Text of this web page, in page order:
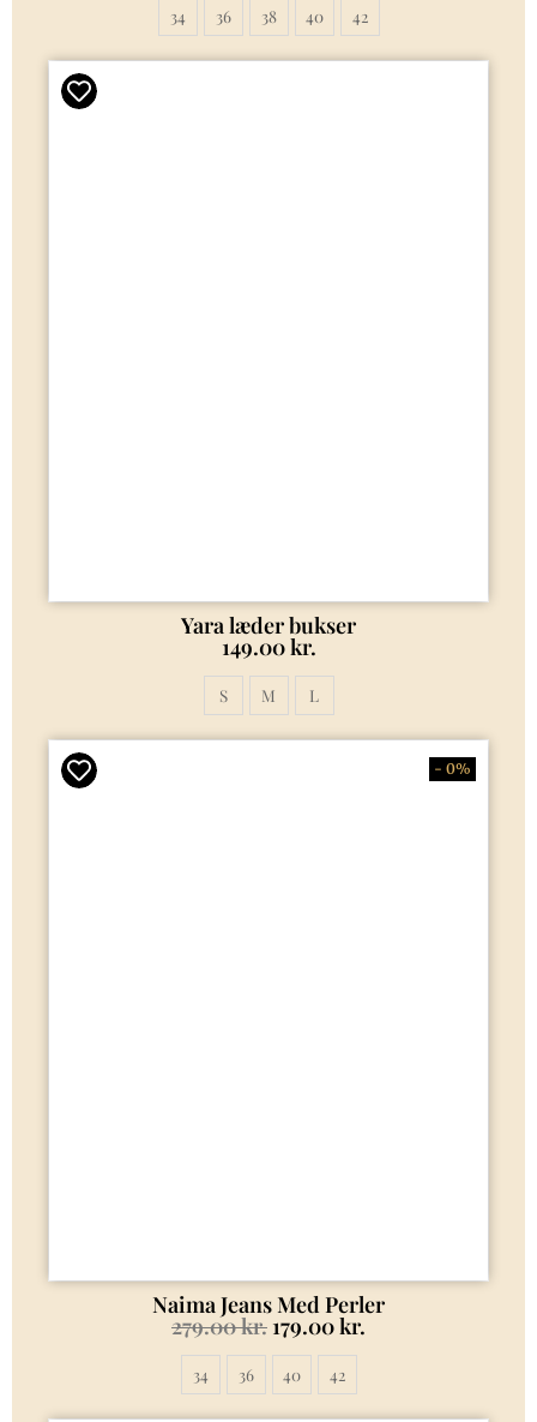
34 36 38 40 42
Yara læder bukser
149.00kr.
S M L
- 0%
Naima Jeans Med Perler
279.00kr. 179.00kr.
34 36 40 42